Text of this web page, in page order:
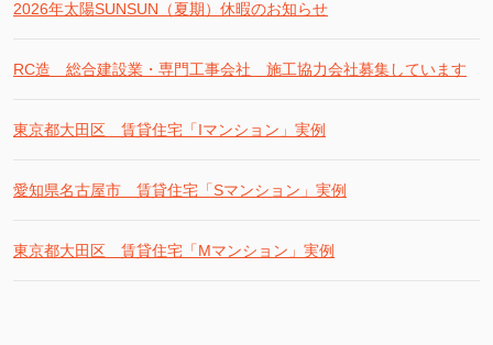
2026年太陽SUNSUN（夏期）休暇のお知らせ
RC造 総合建設業・専門工事会社 施工協力会社募集しています
東京都大田区 賃貸住宅「Iマンション」実例
愛知県名古屋市 賃貸住宅「Sマンション」実例
東京都大田区 賃貸住宅「Mマンション」実例